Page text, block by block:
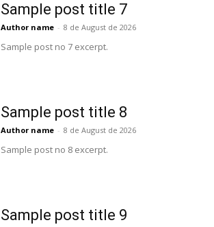
Sample post title 7
Author name - 8 de August de 2026
Sample post no 7 excerpt.
Sample post title 8
Author name - 8 de August de 2026
Sample post no 8 excerpt.
Sample post title 9